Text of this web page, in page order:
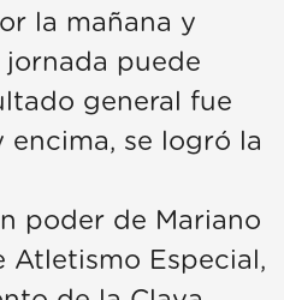
la mañana y
puede
general fue
encima, se logró la
poder de Mariano
Atletismo Especial,